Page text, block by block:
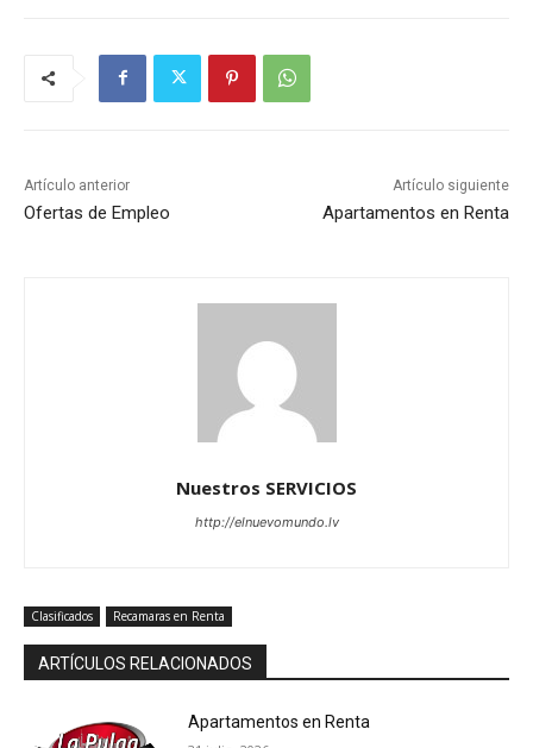
Artículo anterior
Ofertas de Empleo
Artículo siguiente
Apartamentos en Renta
Nuestros SERVICIOS
http://elnuevomundo.lv
Clasificados Recamaras en Renta
ARTÍCULOS RELACIONADOS
Apartamentos en Renta